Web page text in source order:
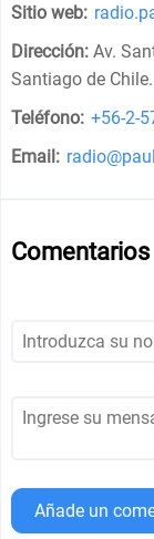
Sitio web:
Dirección: Av.
Santiago de Chile.
Teléfono: +56-2-
Email:
Comentarios
Añade un